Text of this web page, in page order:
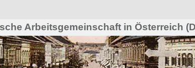
Arbeitsgemeinschaft in Österreich